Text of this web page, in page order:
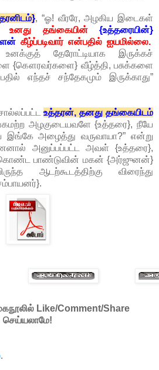
, “ஓ! வீரரே, அழகிய இடைகள்
உனது தங்கையின் {உத்தரையின்}
கீழ்ப்படிவார் என்பதில் ஐயமில்லை.
தேரோட்டியாக இருக்கச்
{கௌரவர்களை} வீழ்த்தி, பசுக்களை
எந்தச் சந்தேகமும் இருக்காது”
உத்தரன், தனது தங்கையிடம்
அழகுடையவளே {உத்தரை}, நீயே
இங்கே அழைத்து வருவாயா?” என்று
அனுப்பப்பட்ட அவள் {உத்தரை},
பாண்டுவின் மகன் {அர்ஜுனன்}
ஆடற்கூடத்திற்கு விரைந்து
Like/Comment/Share
செய்யலாமே!
.